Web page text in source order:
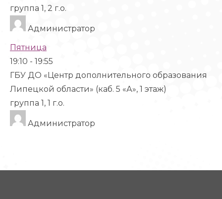
группа 1, 2 г.о.
Администратор
Пятница
19:10 - 19:55
ГБУ ДО «Центр дополнительного образования
Липецкой области» (каб. 5 «А», 1 этаж)
группа 1, 1 г.о.
Администратор